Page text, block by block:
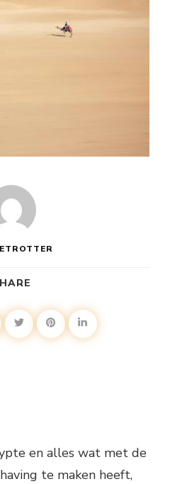
en alles wat met de
te maken heeft,